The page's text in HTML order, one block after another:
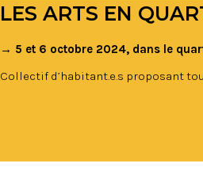
LES ARTS EN
→ 5 et 6 octobre 2024, dans le
Collectif d’habitant.e.s proposant